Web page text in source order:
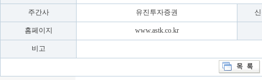
주간사 유진투자증권
홈페이지 www.astk.co.kr
비고